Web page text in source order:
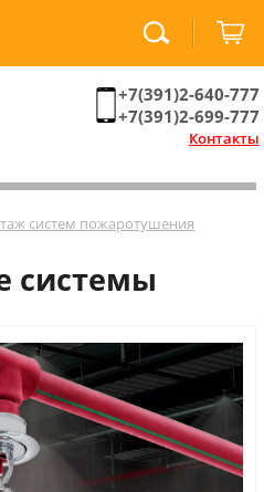
+7(391)2-640-777
+7(391)2-699-777
Контакты
систем пожаротушения
системы